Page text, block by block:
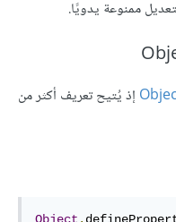
ممنوعة يدويًا.
إذ يُتيح تعريف أكثر من